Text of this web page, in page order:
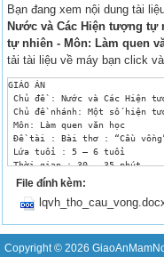
Bạn đang xem nội dung tài
Nước và Các Hiện tượng tự
tự nhiên - Môn: Làm quen
tải tài liệu về máy bạn click
GIÁO ÁN
Chủ đề : Nước và Các Hiện
Chủ đề nhánh: Một số hiện
Môn: Làm quen văn học
Đề tài : Bài thơ : “Cầu
Lứa tuổi : 5 – 6 tuổi
Thời gian : 30 – 35 phút
Người dạy : Dương Thị Hồng
I – Mục đích, yêu cầu :
- Rèn kỹ năng ghi nhớ, chú ý
- Giáo dục trẻ yêu thơ ca,
File đính kèm:
Copyright © 2026